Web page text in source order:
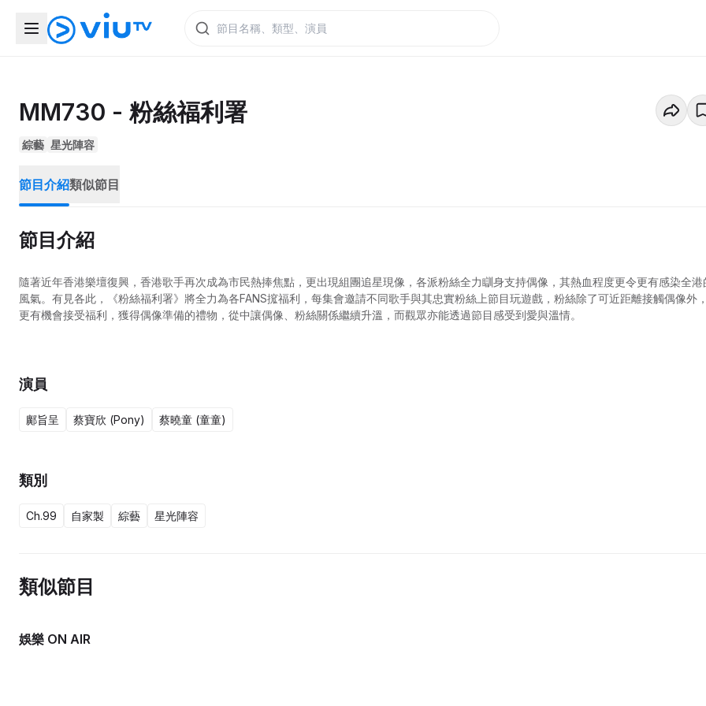
MM730 - 粉絲福利署
綜藝 星光陣容
節目介紹類似節目
節目介紹
隨著近年香港樂壇復興，香港歌手再次成為市民熱捧焦點，更出現組團追星現像，各派粉絲全力瞓身支持偶像，其熱血程度更令更有感染全港
風氣。有見各此，《粉絲福利署》將全力為各FANS搲福利，每集會邀請不同歌手與其忠實粉絲上節目玩遊戲，粉絲除了可近距離接觸偶像外，
更有機會接受福利，獲得偶像準備的禮物，從中讓偶像、粉絲關係繼續升溫，而觀眾亦能透過節目感受到愛與溫情。
演員
鄺旨呈 蔡寶欣 (Pony) 蔡曉童 (童童)
類別
Ch.99 自家製 綜藝 星光陣容
類似節目
娛樂 ON AIR